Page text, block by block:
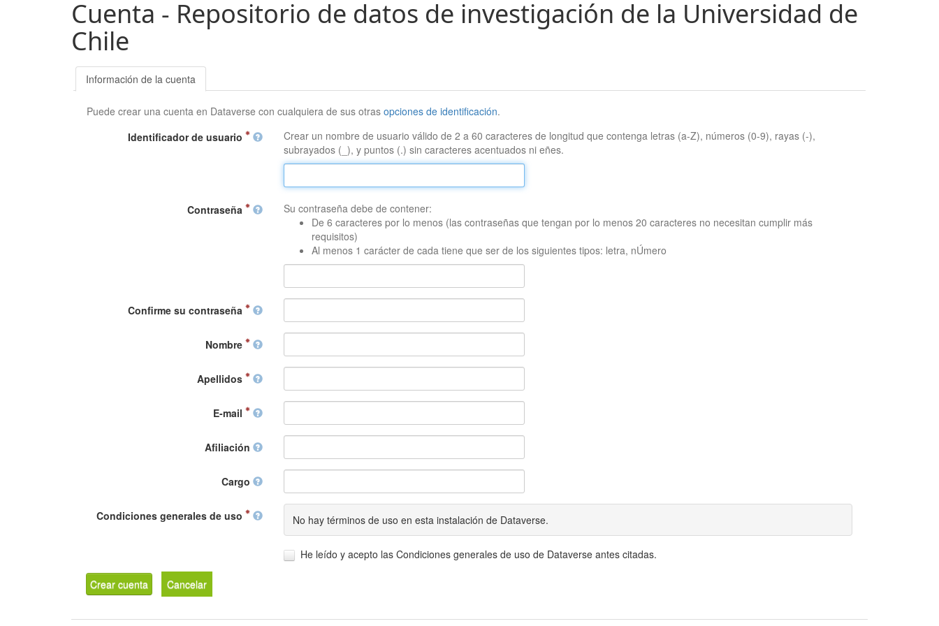
Cuenta - Repositorio de datos de investigación de la Universidad de
Chile
Información de la cuenta
Puede crear una cuenta en Dataverse con cualquiera de sus otrasopciones de identificación.
Identificador de usuario
Crear un nombre de usuario válido de 2 a 60 caracteres de longitud que contenga letras (a-Z), números (0-9), rayas (-),
subrayados (_), y puntos (.) sin caracteres acentuados ni eñes.
Contraseña
Su contraseña debe de contener:
De 6 caracteres por lo menos (las contraseñas que tengan por lo menos 20 caracteres no necesitan cumplir más
requisitos)
Al menos 1 carácter de cada tiene que ser de los siguientes tipos: letra, nÚmero
Confirme su contraseña
Nombre
Apellidos
E-mail
Afiliación
Cargo
Condiciones generales de uso No hay términos de uso en esta instalación de Dataverse.
He leído y acepto las Condiciones generales de uso de Dataverse antes citadas.
Crear cuenta Cancelar